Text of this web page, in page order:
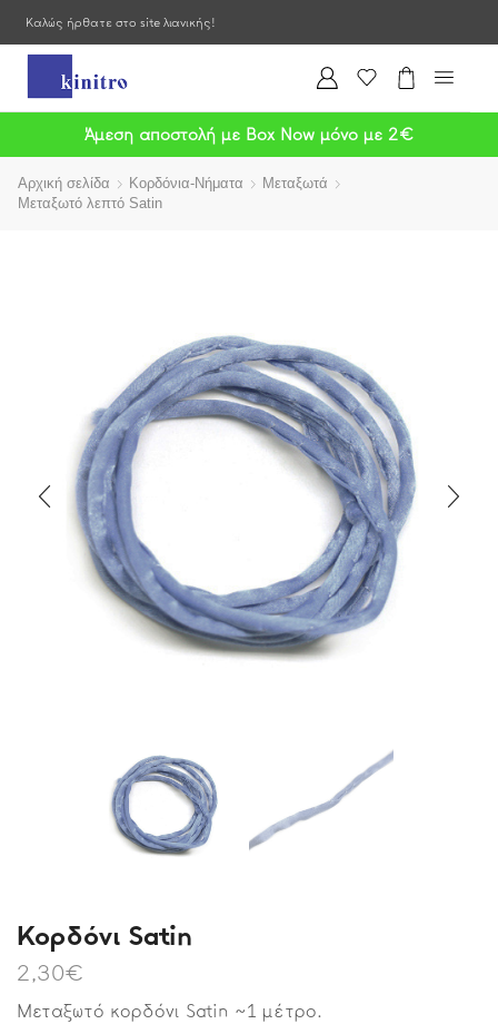
Καλώς ήρθατε στο site λιανικής!
Άμεση αποστολή με Box Now μόνο με 2€
Αρχική σελίδα Κορδόνια-Νήματα
Μεταξωτά
Μεταξωτό λεπτό Satin
Kορδόνι Satin
2,30€
Μεταξωτό κορδόνι Satin ~1 μέτρο.